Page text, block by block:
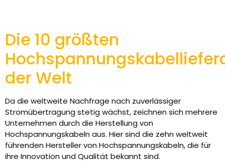
Die 10 größten
der Welt
Da die weltweite Nachfrage nach zuverlässiger
Stromübertragung stetig wächst, zeichnen sich mehrere
Unternehmen durch die Herstellung von
Hochspannungskabeln aus. Hier sind die zehn weltweit
führenden Hersteller von Hochspannungskabeln, die für
ihre Innovation und Qualität bekannt sind.